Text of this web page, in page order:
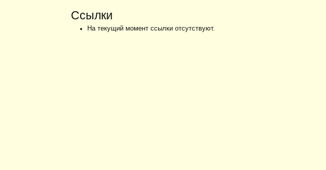
Ссылки
На текущий момент ссылки отсутствуют.